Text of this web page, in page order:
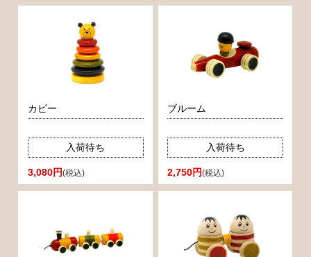
カビー
入荷待ち
3,080円(税込)
ブルーム
入荷待ち
2,750円(税込)